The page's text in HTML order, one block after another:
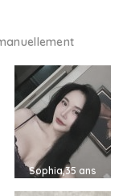
Sophia,35 ans